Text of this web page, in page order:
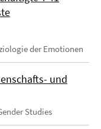
der Emotionen
und
Studies